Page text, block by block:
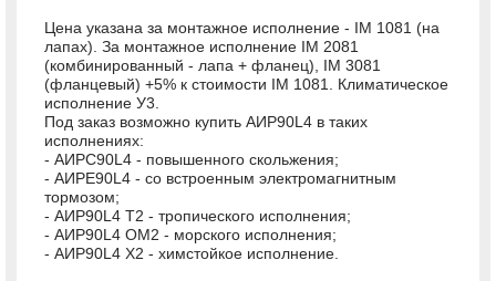
Цена указана за монтажное исполнение - IM 1081 (на
лапах). За монтажное исполнение IM 2081
(комбинированный - лапа + фланец), IM 3081
(фланцевый) +5% к стоимости IM 1081. Климатическое
исполнение У3.
Под заказ возможно купить АИР90L4 в таких
исполнениях:
- АИРС90L4 - повышенного скольжения;
- АИРЕ90L4 - со встроенным электромагнитным
тормозом;
- АИР90L4 Т2 - тропического исполнения;
- АИР90L4 ОМ2 - морского исполнения;
- АИР90L4 Х2 - химстойкое исполнение.